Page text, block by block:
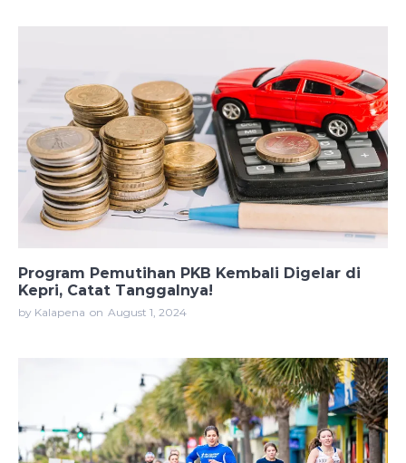
Program Pemutihan PKB Kembali Digelar di
Kepri, Catat Tanggalnya!
by Kalapena on August 1, 2024